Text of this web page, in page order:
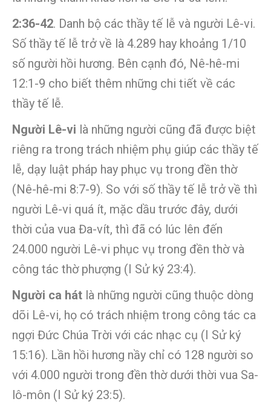
2:36-42. Danh bộ các thầy tế lễ và người Lê-vi.
Số thầy tế lễ trở về là 4.289 hay khoảng 1/10
số người hồi hương. Bên cạnh đó, Nê-hê-mi
12:1-9 cho biết thêm những chi tiết về các
thầy tế lễ.
Người Lê-vi là những người cũng đã được biệt
riêng ra trong trách nhiệm phụ giúp các thầy tế
lễ, dạy luật pháp hay phục vụ trong đền thờ
(Nê-hê-mi 8:7-9). So với số thầy tế lễ trở về thì
người Lê-vi quá ít, mặc dầu trước đây, dưới
thời của vua Đa-vít, thì đã có lúc lên đến
24.000 người Lê-vi phục vụ trong đền thờ và
công tác thờ phượng (I Sử ký 23:4).
Người ca hát là những người cũng thuộc dòng
dõi Lê-vi, họ có trách nhiệm trong công tác ca
ngợi Đức Chúa Trời với các nhạc cụ (I Sử ký
15:16). Lần hồi hương nầy chỉ có 128 người so
với 4.000 người trong đền thờ dưới thời vua Sa-
lô-môn (I Sử ký 23:5).